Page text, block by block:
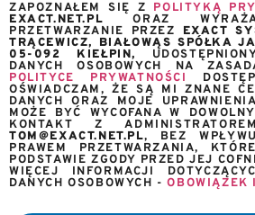
ZAPOZNAŁEM SIĘ Z POLITYKĄ
EXACT.NET.PL ORAZ
PRZETWARZANIE PRZEZ EXACT
TRĄCEWICZ, BIAŁOWĄS SPÓŁKA
05-092 KIEŁPIN,
DANYCH OSOBOWYCH NA
POLITYCE PRYWATNOŚCI
OŚWIADCZAM, ŻE SĄ MI ZNANE
DANYCH ORAZ MOJE
MOŻE BYĆ WYCOFANA W
KONTAKT Z
TOM@EXACT.NET.PL, BEZ
PRAWEM PRZETWARZANIA,
PODSTAWIE ZGODY PRZED JEJ
WIĘCEJ INFORMACJI
DANYCH OSOBOWYCH -OBOWIĄZEK